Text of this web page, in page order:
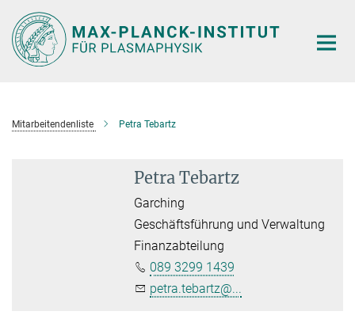
Hauptinhalt
Mitarbeitendenliste Petra Tebartz
Petra Tebartz
Garching
Geschäftsführung und Verwaltung
Finanzabteilung
089 3299 1439
petra.tebartz@...